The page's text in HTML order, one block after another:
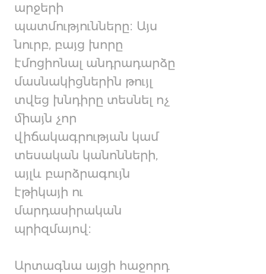
արջերի
պատմությունները։ Այս
նուրբ, բայց խորը
էմոցիոնալ անդրադարձը
մասնակիցներին թույլ
տվեց խնդիրը տեսնել ոչ
միայն չոր
վիճակագրության կամ
տեսական կանոնների,
այլև բարձրագույն
էթիկայի ու
մարդասիրական
պրիզմայով։
Արտագնա այցի հաջորդ